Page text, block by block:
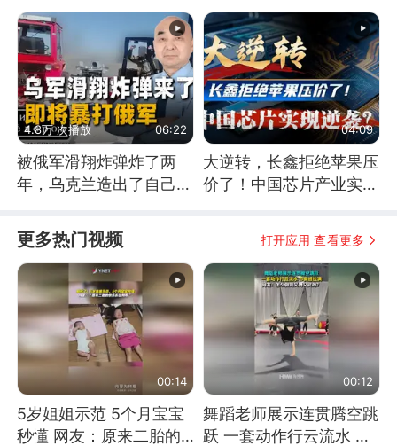
4.8万 次播放 06:22
被俄军滑翔炸弹炸了两
年，乌克兰造出了自己
04:09
大逆转，长鑫拒绝苹果压
价了！中国芯片产业实现
更多热门视频 打开应用 查看更多
00:14
5岁姐姐示范 5个月宝宝
秒懂 网友：原来二胎的
00:12
舞蹈老师展示连贯腾空跳
跃 一套动作行云流水 节